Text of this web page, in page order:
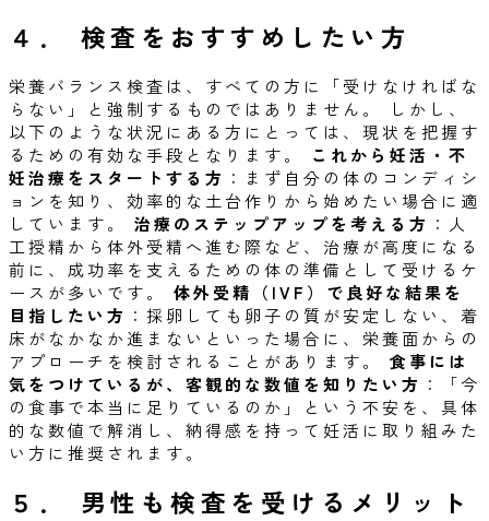
４． 検査をおすすめしたい方
栄養バランス検査は、すべての方に「受けなければな
らない」と強制するものではありません。 しかし、
以下のような状況にある方にとっては、現状を把握す
るための有効な手段となります。 これから妊活・不
妊治療をスタートする方 ：まず自分の体のコンディシ
ョンを知り、効率的な土台作りから始めたい場合に適
しています。 治療のステップアップを考える方 ：人
工授精から体外受精へ進む際など、治療が高度になる
前に、成功率を支えるための体の準備として受けるケ
ースが多いです。 体外受精（IVF）で良好な結果を
目指したい方 ：採卵しても卵子の質が安定しない、着
床がなかなか進まないといった場合に、栄養面からの
アプローチを検討されることがあります。 食事には
気をつけているが、客観的な数値を知りたい方 ：「今
の食事で本当に足りているのか」という不安を、具体
的な数値で解消し、納得感を持って妊活に取り組みた
い方に推奨されます。
５． 男性も検査を受けるメリット